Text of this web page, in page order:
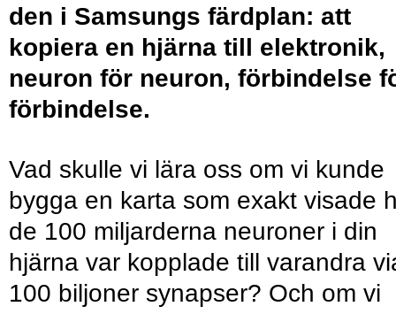
den i Samsungs färdplan: att
kopiera en hjärna till elektronik,
neuron för neuron, förbindelse
förbindelse.
Vad skulle vi lära oss om vi kunde
bygga en karta som exakt visade
de 100 miljarderna neuroner i din
hjärna var kopplade till varandra
100 biljoner synapser? Och om vi